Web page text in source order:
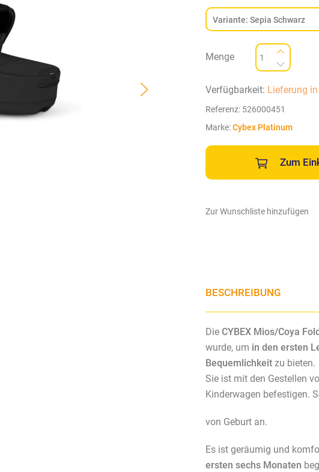
Menge
Verfügbarkeit: Lieferung
Referenz: 526000451
Marke:Cybex Platinum
Zum
Zur Wunschliste hinzufügen
BESCHREIBUNG
Die CYBEX Mios/Coya
wurde, um in den ersten
Bequemlichkeit zu bieten.
Sie ist mit den Gestellen
Kinderwagen befestigen.
von Geburt an.
Es ist geräumig und
ersten sechs Monaten